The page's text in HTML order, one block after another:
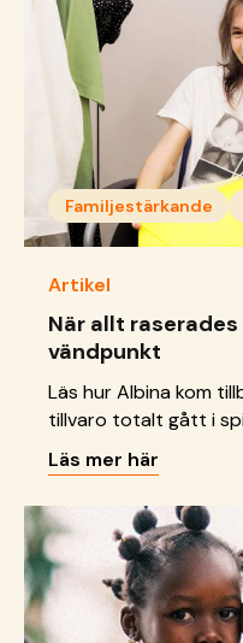
Familjestärkande
Artikel
När allt
vändpunkt
Läs hur Albina kom
tillvaro totalt gått i
granatattacken.
Läs mer här